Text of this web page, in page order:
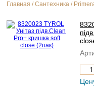
Главная /Сантехника /